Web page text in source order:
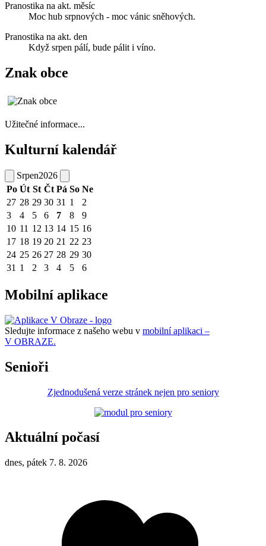
Pranostika na akt. měsíc
Moc hub srpnových - moc vánic sněhových.
Pranostika na akt. den
Když srpen pálí, bude pálit i víno.
Znak obce
Užitečné informace...
Kulturní kalendář
Srpen2026
Po Út St Čt Pá So Ne
27 28 29 30 31 1
2
3
4 5 6 7 8
9
10 11 12 13 14 15 16
17 18 19 20 21 22 23
24 25 26 27 28 29 30
31 1 2 3 4 5 6
Mobilní aplikace
Sledujte informace z našeho webu v mobilní aplikaci –
V OBRAZE.
Senioři
Zjednodušená verze stránek nejen pro seniory
Aktuální počasí
dnes, pátek 7. 8. 2026